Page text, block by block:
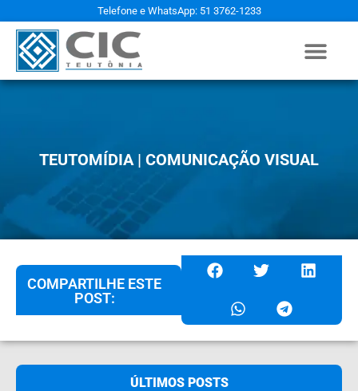
Telefone e WhatsApp: 51 3762-1233
TEUTOMÍDIA | COMUNICAÇÃO VISUAL
COMPARTILHE ESTE
POST:
ÚLTIMOS POSTS